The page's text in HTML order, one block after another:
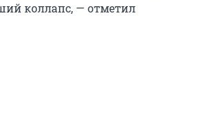
коллапс, — отметил